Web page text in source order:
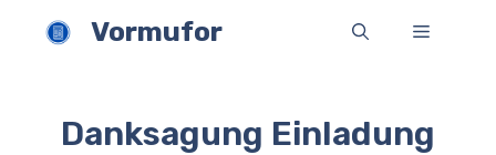
Inhalt
Vormufor Menü
Danksagung Einladung